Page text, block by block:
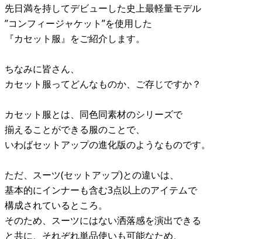
先日満を持してデビューした史上最軽量モデル
”コンフィージャケット”を使用した
『カセット服』をご紹介します。
ちなみに皆さん、
カセット服ってどんなものか、ご存じですか？
カセット服とは、同色同素材のシリーズで
揃えることができる服のことで、
いわばセットアップの進化版のようなものです。
ただ、スーツ(セットアップ)との違いは、
基本的にインナーも含む3点以上のアイテムで
構成されているところ。
そのため、スーツにはない洒落感を演出できる
と共に、それぞれ単品使いも可能なため、